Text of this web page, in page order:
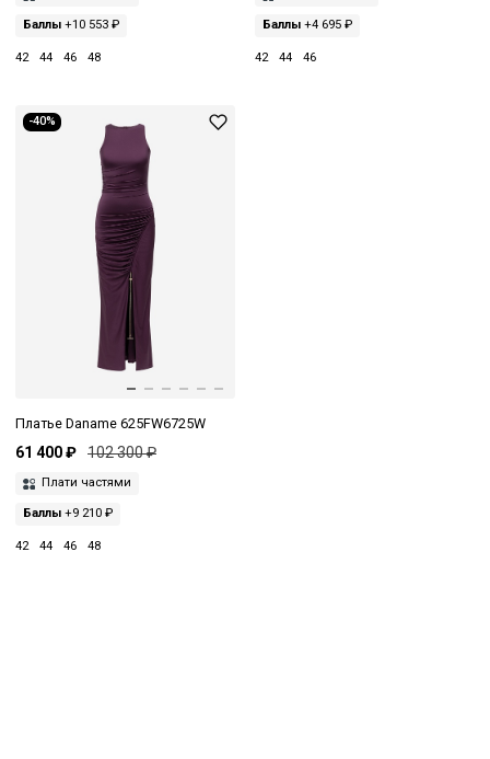
Баллы +10 553 ₽
42 44 46 48
Баллы+4 695 ₽
42 44 46
-40%
Платье Daname 625FW6725W
61 400 ₽ 102 300 ₽
Плати частями
Баллы +9 210 ₽
42 44 46 48